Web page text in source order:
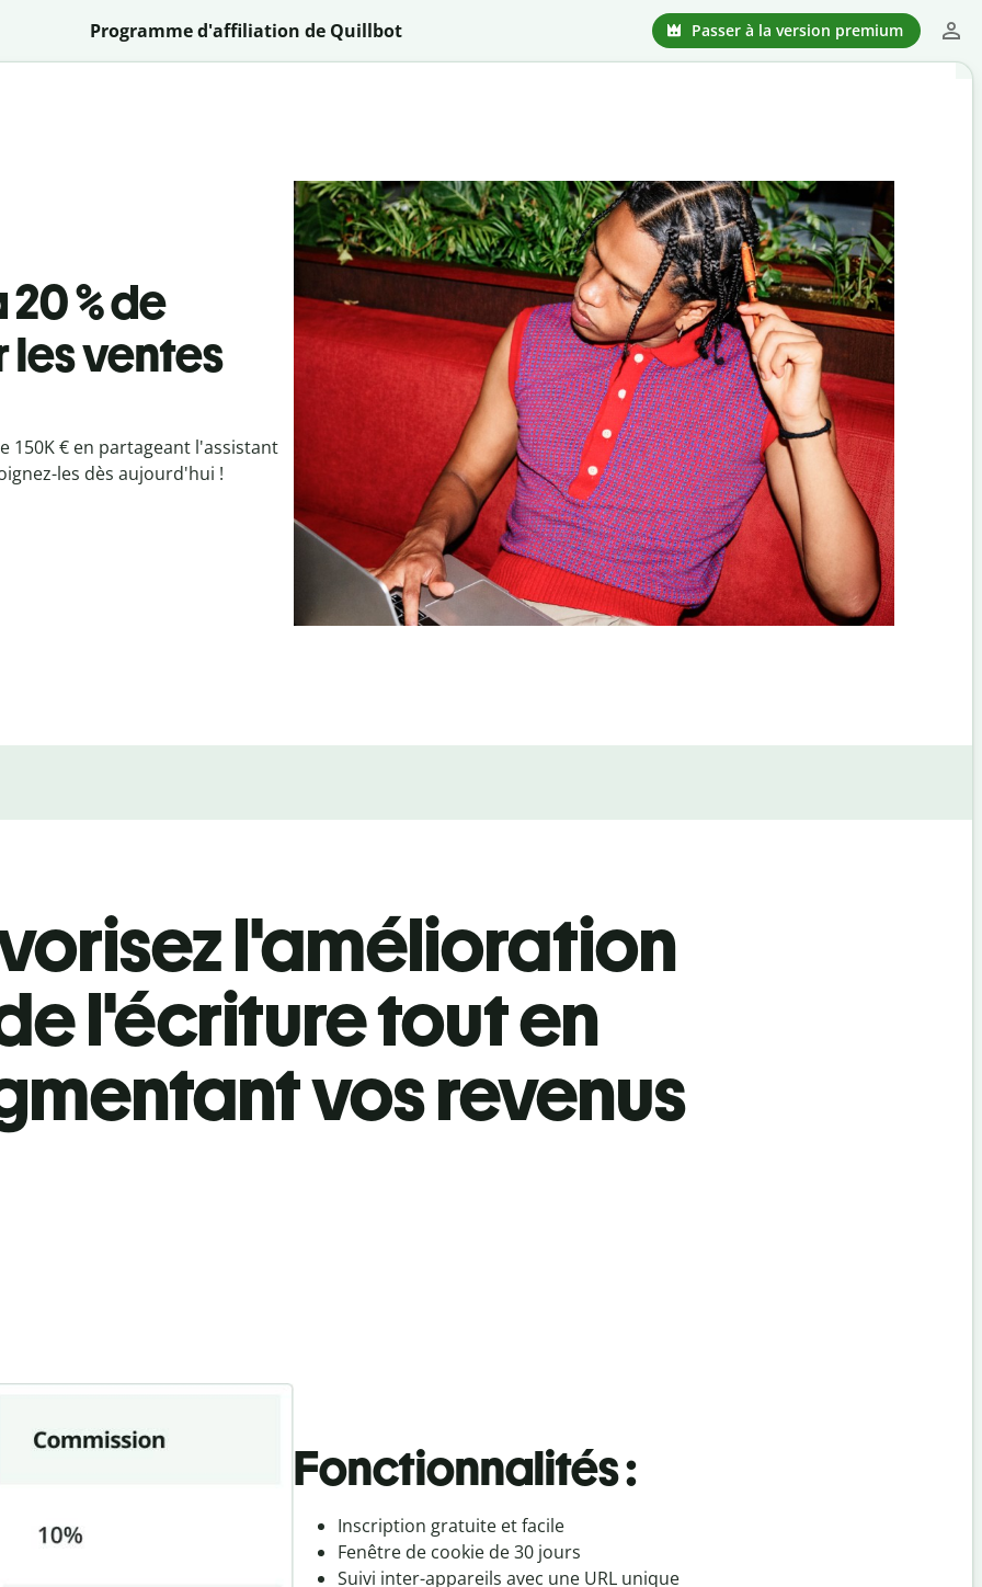
Programme d'affiliation de Quillbot Passer à la version premium
% de
les ventes
150K € en partageant l'assistant
les dès aujourd'hui !
l'amélioration
l'écriture tout en
vos revenus
Fonctionnalités :
Inscription gratuite et facile
Fenêtre de cookie de 30 jours
Suivi inter-appareils avec une URL unique